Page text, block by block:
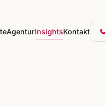
AgenturInsightsKontakt